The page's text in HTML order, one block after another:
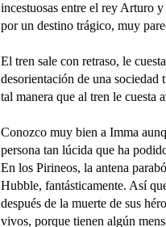
incestuosas entre el rey Arturo
por un destino trágico, muy
El tren sale con retraso, le
desorientación de una sociedad
tal manera que al tren le cuesta
Conozco muy bien a Imma
persona tan lúcida que ha
En los Pirineos, la antena
Hubble, fantásticamente. Así
después de la muerte de sus
vivos, porque tienen algún